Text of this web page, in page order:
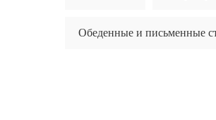
Обеденные и письменные